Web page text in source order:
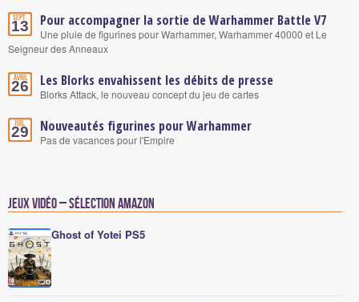
Sept.
13 Pour accompagner la sortie de Warhammer Battle V7
Une pluie de figurines pour Warhammer, Warhammer 40000 et Le
Seigneur des Anneaux
Avril
26 Les Blorks envahissent les débits de presse
Blorks Attack, le nouveau concept du jeu de cartes
Juil.
29 Nouveautés figurines pour Warhammer
Pas de vacances pour l'Empire
Jeux vidéo – Sélection Amazon
Ghost of Yotei PS5